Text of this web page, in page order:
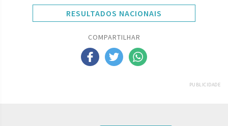
RESULTADOS NACIONAIS
COMPARTILHAR
PUBLICIDADE